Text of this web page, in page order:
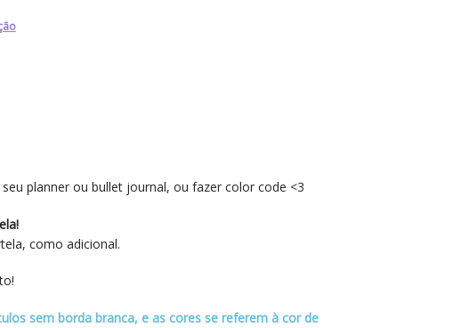
planner ou bullet journal, ou fazer color code <3
como adicional.
sem borda branca, e as cores se referem à cor de